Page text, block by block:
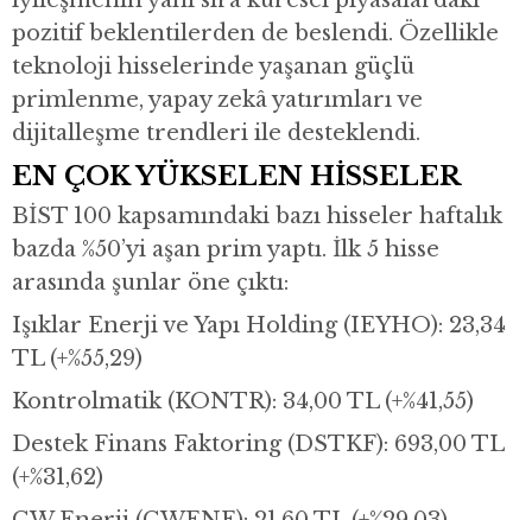
pozitif beklentilerden de beslendi. Özellikle
teknoloji hisselerinde yaşanan güçlü
primlenme, yapay zekâ yatırımları ve
dijitalleşme trendleri ile desteklendi.
EN ÇOK YÜKSELEN HİSSELER
BİST 100 kapsamındaki bazı hisseler haftalık
bazda %50’yi aşan prim yaptı. İlk 5 hisse
arasında şunlar öne çıktı:
Işıklar Enerji ve Yapı Holding (IEYHO): 23,34
TL (+%55,29)
Kontrolmatik (KONTR): 34,00 TL (+%41,55)
Destek Finans Faktoring (DSTKF): 693,00 TL
(+%31,62)